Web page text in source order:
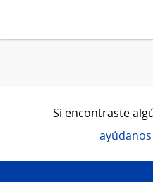
Si encontraste